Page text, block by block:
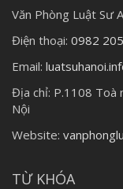
Văn Phòng Luật Sư
Điện thoại: 0982
Email:
Địa chỉ: P.1108 Toà
Nội
Website:
TỪ KHÓA